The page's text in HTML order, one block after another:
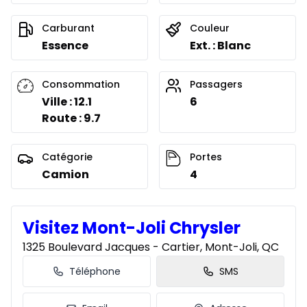
Location sur 60 mois
0.00 $ d'acompte • 4.99%
207$/Sem.
Location sur 51 mois
Location sur 51 mois
0.00 $ d'acompte • 3.49%
À partir de :
Location sur 48 mois
Location sur 48 mois
0.00 $ d'acompte • 3.49%
Location sur 42 mois
Location sur 42 mois
À partir de :
212$/Sem.
Carburant
Essence
Couleur
Ext. : Blanc
Consommation
Ville : 12.1
Route : 9.7
Passagers
6
Catégorie
Camion
Portes
4
Visitez Mont-Joli Chrysler
1325 Boulevard Jacques - Cartier, Mont-Joli, QC
Téléphone SMS